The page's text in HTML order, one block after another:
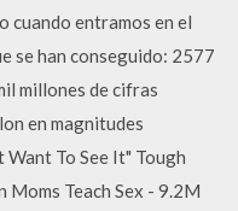
cuando entramos en el
se han conseguido: 2577
millones de cifras
en magnitudes
To See It" Tough
Moms Teach Sex - 9.2M